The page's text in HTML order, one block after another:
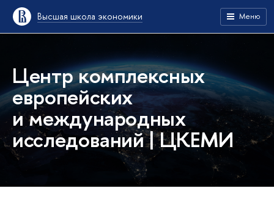
Высшая школа экономики Меню
Центр комплексных
европейских
и международных
исследований | ЦКЕМИ